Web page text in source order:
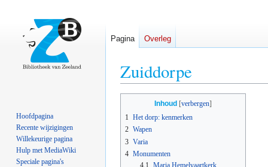
Zuiddorpe
navigatie
springen
zoeken
springen
Inhoud
1 Het dorp: kenmerken
2 Wapen
3 Varia
4 Monumenten
4.1 Maria Hemelvaartkerk
Pagina Overleg
Hoofdpagina
Recente wijzigingen
Willekeurige pagina
Hulp met MediaWiki
Speciale pagina's